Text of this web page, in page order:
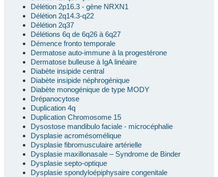
Délétion 2p16.3 - gène NRXN1
Délétion 2q14.3-q22
Délétion 2q37
Délétions 6q de 6q26 à 6q27
Démence fronto temporale
Dermatose auto-immune à la progestérone
Dermatose bulleuse à IgA linéaire
Diabète insipide central
Diabète insipide néphrogénique
Diabète monogénique de type MODY
Drépanocytose
Duplication 4q
Duplication Chromosome 15
Dysostose mandibulo faciale - microcéphalie
Dysplasie acromésomélique
Dysplasie fibromusculaire artérielle
Dysplasie maxillonasale – Syndrome de Binder
Dysplasie septo-optique
Dysplasie spondyloépiphysaire congenitale